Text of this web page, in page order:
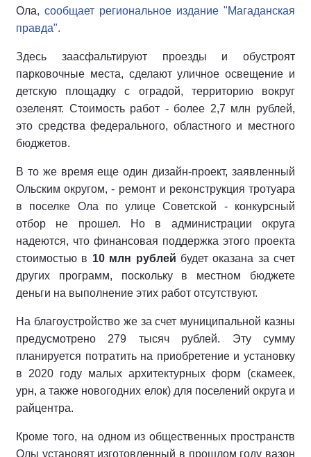
Ола, сообщает региональное издание "Магаданская
правда".
Здесь заасфальтируют проезды и обустроят
парковочные места, сделают уличное освещение и
детскую площадку с оградой, территорию вокруг
озеленят. Стоимость работ - более 2,7 млн рублей,
это средства федерального, областного и местного
бюджетов.
В то же время еще один дизайн-проект, заявленный
Ольским округом, - ремонт и реконструкция тротуара
в поселке Ола по улице Советской - конкурсный
отбор не прошел. Но в администрации округа
надеются, что финансовая поддержка этого проекта
стоимостью в 10 млн рублей будет оказана за счет
других программ, поскольку в местном бюджете
деньги на выполнение этих работ отсутствуют.
На благоустройство же за счет муниципальной казны
предусмотрено 279 тысяч рублей. Эту сумму
планируется потратить на приобретение и установку
в 2020 году малых архитектурных форм (скамеек,
урн, а также новогодних елок) для поселений округа и
райцентра.
Кроме того, на одном из общественных пространств
Олы установят изготовленный в прошлом году вазон